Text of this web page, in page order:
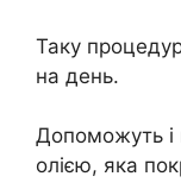
Таку
на день.
Допоможуть і
олією, яка